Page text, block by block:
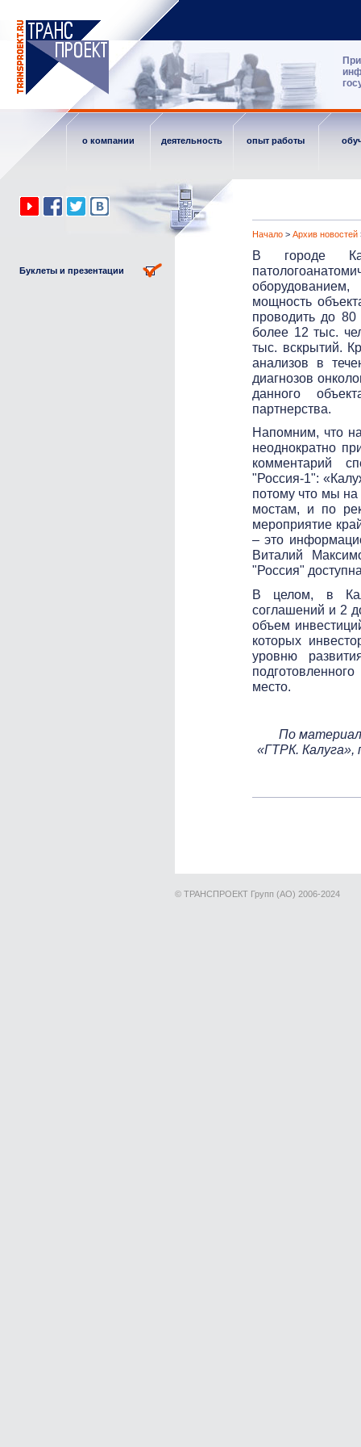
о компании деятельность опыт работы
Буклеты и презентации
Начало > Архив новостей
В городе
мощность
проводить до
более 12 тыс.
тыс. вскрытий.
анализов в
диагнозов
данного
партнерства.
Напомним, что
неоднократно
комментарий
"Россия-1":
потому что мы
мостам, и по
мероприятие
– это
Виталий
"Россия"
В целом, в
соглашений и 2
объем
которых
уровню
место.
По
«ГТРК.
© ТРАНСПРОЕКТ Групп (АО) 2006-2024